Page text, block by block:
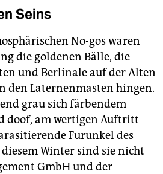
Seins
No-gos waren
die goldenen Bälle, die
und Berlinale auf der Alten
den Laternenmasten hingen.
grau sich färbendem
doof, am wertigen Auftritt
Furunkel des
Winter sind sie nicht
GmbH und der